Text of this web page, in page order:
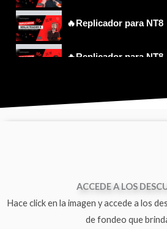
🔥Replicador para
🔥 Replicador para
ACCEDE A LOS
Hace click en la imagen y accede a los
de fondeo que